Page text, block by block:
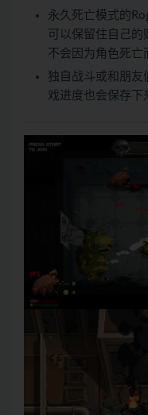
永久死亡模式的
可以保留住自己的
不会因为角色死亡
独自战斗或和朋友
戏进度也会保存下